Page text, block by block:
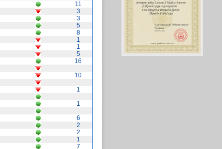
11
3
3
5
8
1
1
5
16
10
1
1
6
2
2
1
7